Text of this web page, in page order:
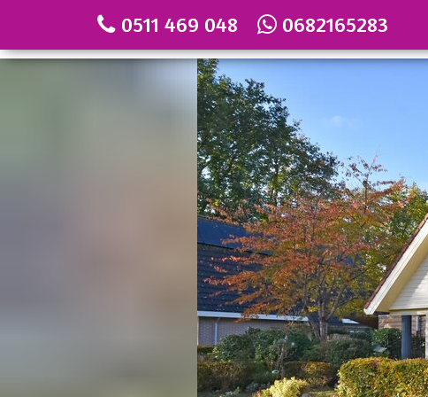
0511 469 048 0682165283